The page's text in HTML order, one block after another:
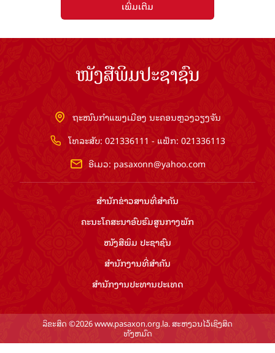
ເພີ່ມເຕີມ
ໜັງສືພິມປະຊາຊົນ
ຖະໜົນກຳແພງເມືອງ ນະຄອນຫຼວງວຽງຈັນ
ໂທລະສັບ: 021336111 - ແຟັກ: 021336113
ອີເມວ: pasaxonn@yahoo.com
ສຳ​ນັກ​ຂ່າວ​ສານ​ທີ່​ສຳ​ຄັນ​
ຄະນະໂຄສະນາອົບຮົມ​ສູນ​ກາງ​ພັກ
ໜັງສືພິມ ປະ​ຊາ​ຊົນ
ສຳ​ນັກ​ງານ​ທີ່​ສຳ​ຄັນ
ສຳ​ນັກ​ງານ​ປະ​ທານ​ປະ​ເທດ
ລິຂະສິດ ©2026 www.pasaxon.org.la. ສະຫງວນໄວ້ເຊິງສິດ
ທັງຫມົດ